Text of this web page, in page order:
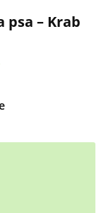
psa – Krab